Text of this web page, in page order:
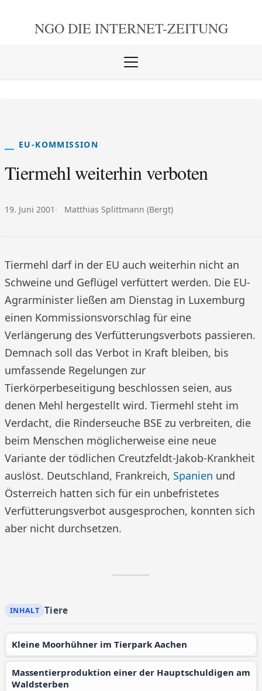
NGO DIE INTERNET-ZEITUNG
Menü
EU-KOMMISSION
Tiermehl weiterhin verboten
Veröffentlicht am:
19. Juni 2001 Autor:
Matthias Splittmann (Bergt)
Tiermehl darf in der EU auch weiterhin nicht an
Schweine und Geflügel verfüttert werden. Die EU-
Agrarminister ließen am Dienstag in Luxemburg
einen Kommissionsvorschlag für eine
Verlängerung des Verfütterungsverbots passieren.
Demnach soll das Verbot in Kraft bleiben, bis
umfassende Regelungen zur
Tierkörperbeseitigung beschlossen seien, aus
denen Mehl hergestellt wird. Tiermehl steht im
Verdacht, die Rinderseuche BSE zu verbreiten, die
beim Menschen möglicherweise eine neue
Variante der tödlichen Creutzfeldt-Jakob-Krankheit
auslöst. Deutschland, Frankreich, Spanien und
Österreich hatten sich für ein unbefristetes
Verfütterungsverbot ausgesprochen, konnten sich
aber nicht durchsetzen.
Tiere
Kleine Moorhühner im Tierpark Aachen
Massentierproduktion einer der Hauptschuldigen am
Waldsterben